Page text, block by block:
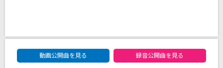
DAM★ともボーカルエントリーランキング
動画公開曲を見る
録音公開曲を見る